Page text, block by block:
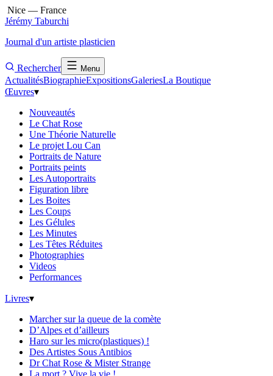
Nice — France
Jérémy Taburchi
Journal d'un artiste plasticien
Rechercher Menu
ActualitésBiographieExpositionsGaleriesLa Boutique
Œuvres▾
Nouveautés
Le Chat Rose
Une Théorie Naturelle
Le projet Lou Can
Portraits de Nature
Portraits peints
Les Autoportraits
Figuration libre
Les Boites
Les Coups
Les Gélules
Les Minutes
Les Têtes Réduites
Photographies
Videos
Performances
Livres▾
Marcher sur la queue de la comète
D’Alpes et d’ailleurs
Haro sur les micro(plastiques) !
Des Artistes Sous Antibios
Dr Chat Rose & Mister Strange
La mort ? Vive la vie !